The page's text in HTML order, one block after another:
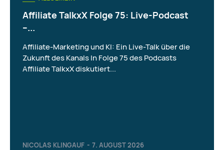
Affiliate TalkxX Folge 75: Live-Podcast
–...
NICOLAS KLINGAUF - 7. AUGUST 2026
Affiliate-Marketing und KI: Ein Live-Talk über die
Zukunft des Kanals In Folge 75 des Podcasts
Affiliate TalkxX diskutiert...